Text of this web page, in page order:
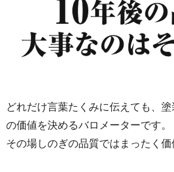
どれだけ言葉たくみに伝えても、
の価値を決めるバロメーターです。
その場しのぎの品質ではまったく価